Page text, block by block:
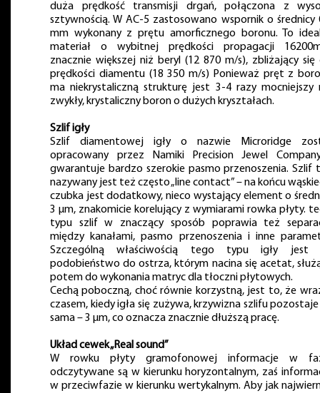
duża prędkość transmisji drgań, połączona z
sztywnością. W AC-5 zastosowano wspornik o średnicy
mm wykonany z prętu amorficznego boronu. To
materiał o wybitnej prędkości propagacji
znacznie większej niż beryl (12 870 m/s), zbliżający się
prędkości diamentu (18 350 m/s) Ponieważ pręt z
ma niekrystaliczną strukturę jest 3-4 razy mocniejszy
zwykły, krystaliczny boron o dużych kryształach.
Szlif igły
Szlif diamentowej igły o nazwie Microridge
opracowany przez Namiki Precision Jewel
gwarantuje bardzo szerokie pasmo przenoszenia. Szlif
nazywany jest też często „line contact” – na końcu
czubka jest dodatkowy, nieco wystający element o
3 µm, znakomicie korelujący z wymiarami rowka płyty.
typu szlif w znaczący sposób poprawia też
między kanałami, pasmo przenoszenia i inne
Szczególną właściwością tego typu igły jest
podobieństwo do ostrza, którym nacina się acetat,
potem do wykonania matryc dla tłoczni płytowych.
Cechą poboczną, choć równie korzystną, jest to, że
czasem, kiedy igła się zużywa, krzywizna szlifu
sama – 3 µm, co oznacza znacznie dłuższą pracę.
Układ cewek „Real sound”
W rowku płyty gramofonowej informacje w
odczytywane są w kierunku horyzontalnym, zaś
w przeciwfazie w kierunku wertykalnym. Aby jak